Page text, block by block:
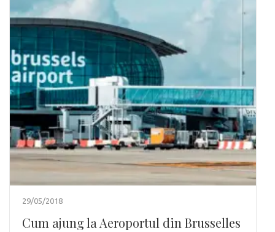
29/05/2018
Cum ajung la Aeroportul din Brusselles